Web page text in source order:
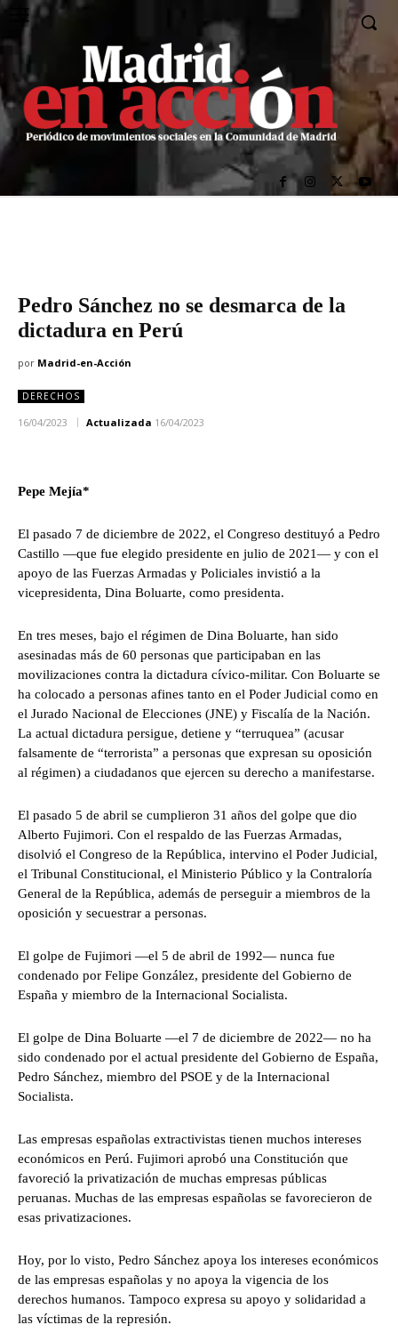
Pedro Sánchez no se desmarca de la
dictadura en Perú
por Madrid-en-Acción
DERECHOS
16/04/2023 Actualizada 16/04/2023
Pepe Mejía*
El pasado 7 de diciembre de 2022, el Congreso destituyó a Pedro
Castillo —que fue elegido presidente en julio de 2021— y con el
apoyo de las Fuerzas Armadas y Policiales invistió a la
vicepresidenta, Dina Boluarte, como presidenta.
En tres meses, bajo el régimen de Dina Boluarte, han sido
asesinadas más de 60 personas que participaban en las
movilizaciones contra la dictadura cívico-militar. Con Boluarte se
ha colocado a personas afines tanto en el Poder Judicial como en
el Jurado Nacional de Elecciones (JNE) y Fiscalía de la Nación.
La actual dictadura persigue, detiene y “terruquea” (acusar
falsamente de “terrorista” a personas que expresan su oposición
al régimen) a ciudadanos que ejercen su derecho a manifestarse.
El pasado 5 de abril se cumplieron 31 años del golpe que dio
Alberto Fujimori. Con el respaldo de las Fuerzas Armadas,
disolvió el Congreso de la República, intervino el Poder Judicial,
el Tribunal Constitucional, el Ministerio Público y la Contraloría
General de la República, además de perseguir a miembros de la
oposición y secuestrar a personas.
El golpe de Fujimori —el 5 de abril de 1992— nunca fue
condenado por Felipe González, presidente del Gobierno de
España y miembro de la Internacional Socialista.
El golpe de Dina Boluarte —el 7 de diciembre de 2022— no ha
sido condenado por el actual presidente del Gobierno de España,
Pedro Sánchez, miembro del PSOE y de la Internacional
Socialista.
Las empresas españolas extractivistas tienen muchos intereses
económicos en Perú. Fujimori aprobó una Constitución que
favoreció la privatización de muchas empresas públicas
peruanas. Muchas de las empresas españolas se favorecieron de
esas privatizaciones.
Hoy, por lo visto, Pedro Sánchez apoya los intereses económicos
de las empresas españolas y no apoya la vigencia de los
derechos humanos. Tampoco expresa su apoyo y solidaridad a
las víctimas de la represión.